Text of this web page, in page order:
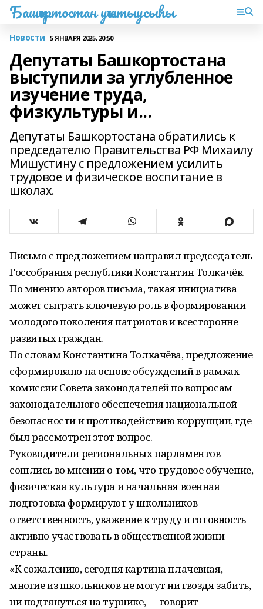
Башҡортостан уҡытыусыһы
Новости 5 ЯНВАРЯ 2025, 20:50
Депутаты Башкортостана
выступили за углубленное
изучение труда,
физкультуры и...
Депутаты Башкортостана обратились к
председателю Правительства РФ Михаилу
Мишустину с предложением усилить
трудовое и физическое воспитание в
школах.
Письмо с предложением направил председатель
Госсобрания республики Константин Толкачёв.
По мнению авторов письма, такая инициатива
может сыграть ключевую роль в формировании
молодого поколения патриотов и всесторонне
развитых граждан.
По словам Константина Толкачёва, предложение
сформировано на основе обсуждений в рамках
комиссии Совета законодателей по вопросам
законодательного обеспечения национальной
безопасности и противодействию коррупции, где
был рассмотрен этот вопрос.
Руководители региональных парламентов
сошлись во мнении о том, что трудовое обучение,
физическая культура и начальная военная
подготовка формируют у школьников
ответственность, уважение к труду и готовность
активно участвовать в общественной жизни
страны.
«К сожалению, сегодня картина плачевная,
многие из школьников не могут ни гвоздя забить,
ни подтянуться на турнике, — говорит